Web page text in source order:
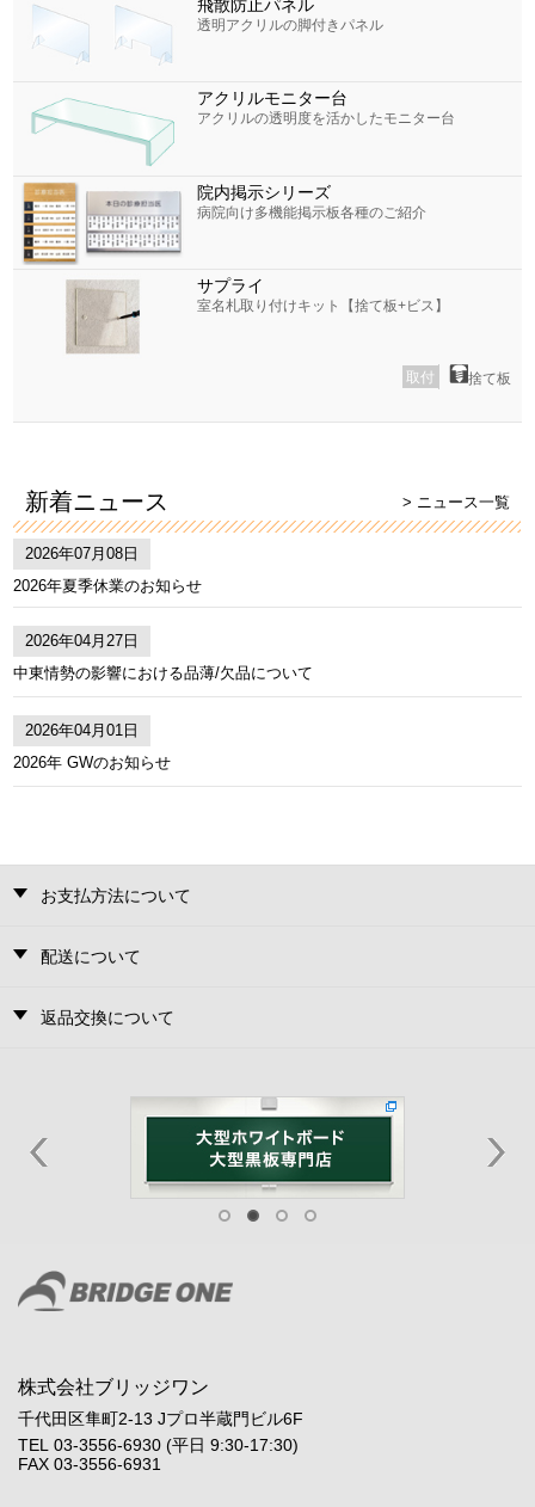
飛散防止パネル
透明アクリルの脚付きパネル
アクリルモニター台
アクリルの透明度を活かしたモニター台
院内掲示シリーズ
病院向け多機能掲示板各種のご紹介
サプライ
室名札取り付けキット【捨て板+ビス】
取付 捨て板
新着ニュース > ニュース一覧
2026年07月08日
2026年夏季休業のお知らせ
2026年04月27日
中東情勢の影響における品薄/欠品について
2026年04月01日
2026年 GWのお知らせ
お支払方法について
配送について
返品交換について
株式会社ブリッジワン
千代田区隼町2-13 Jプロ半蔵門ビル6F
TEL 03-3556-6930 (平日 9:30-17:30)
FAX 03-3556-6931